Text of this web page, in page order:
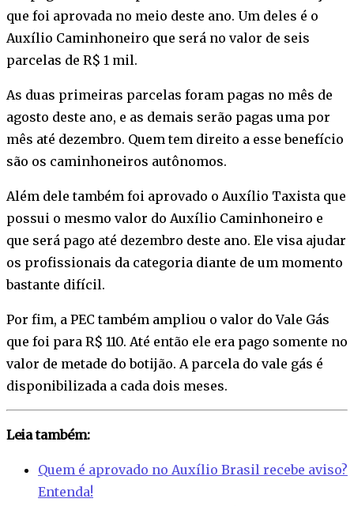
que foi aprovada no meio deste ano. Um deles é o
Auxílio Caminhoneiro que será no valor de seis
parcelas de R$ 1 mil.
As duas primeiras parcelas foram pagas no mês de
agosto deste ano, e as demais serão pagas uma por
mês até dezembro. Quem tem direito a esse benefício
são os caminhoneiros autônomos.
Além dele também foi aprovado o Auxílio Taxista que
possui o mesmo valor do Auxílio Caminhoneiro e
que será pago até dezembro deste ano. Ele visa ajudar
os profissionais da categoria diante de um momento
bastante difícil.
Por fim, a PEC também ampliou o valor do Vale Gás
que foi para R$ 110. Até então ele era pago somente no
valor de metade do botijão. A parcela do vale gás é
disponibilizada a cada dois meses.
Leia também:
Quem é aprovado no Auxílio Brasil recebe aviso?
Entenda!